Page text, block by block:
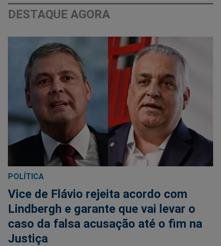
DESTAQUE AGORA
POLÍTICA
Vice de Flávio rejeita acordo com
Lindbergh e garante que vai levar o
caso da falsa acusação até o fim na
Justiça